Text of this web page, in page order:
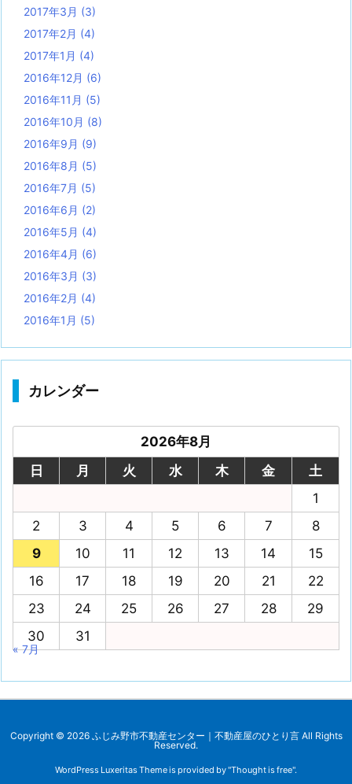
2017年3月 (3)
2017年2月 (4)
2017年1月 (4)
2016年12月 (6)
2016年11月 (5)
2016年10月 (8)
2016年9月 (9)
2016年8月 (5)
2016年7月 (5)
2016年6月 (2)
2016年5月 (4)
2016年4月 (6)
2016年3月 (3)
2016年2月 (4)
2016年1月 (5)
カレンダー
2026年8月
日
月 火 水 木 金
土
1
2
3 4 5 6 7
8
9
10 11 12 13 14
15
16
17 18 19 20 21
22
23
24 25 26 27 28
29
30
31
« 7月
Copyright © 2026 ふじみ野市不動産センター｜不動産屋のひとり言All Rights
Reserved.
WordPress Luxeritas Theme is provided by "Thought is free".